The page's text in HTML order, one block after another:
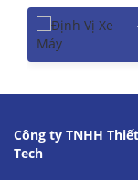
Công ty TNHH
Tech